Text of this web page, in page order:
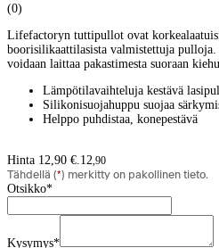
(0)
Lifefactoryn tuttipullot ovat
boorisilikaattilasista valmistettuja pulloja.
voidaan laittaa pakastimesta suoraan
Lämpötilavaihteluja kestävä
Silikonisuojahuppu suojaa
Helppo puhdistaa, konepestävä
Hinta 12,90 €. 12,90
Tähdellä (*) merkitty on pakollinen tieto.
Otsikko*
Kysymys*